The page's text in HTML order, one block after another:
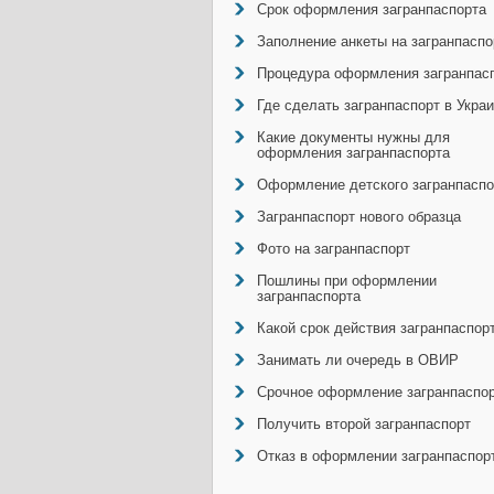
Срок оформления загранпаспорта
Заполнение анкеты на
Процедура оформления
Где сделать загранпаспорт в
Какие документы нужны для
оформления загранпаспорта
Оформление детского
Загранпаспорт нового образца
Фото на загранпаспорт
Пошлины при оформлении
загранпаспорта
Какой срок действия
Занимать ли очередь в ОВИР
Срочное оформление
Получить второй загранпаспорт
Отказ в оформлении